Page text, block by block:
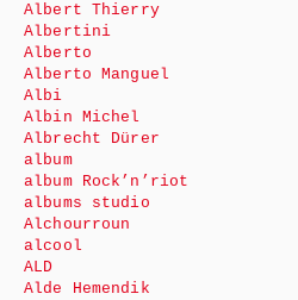
Albert Thierry
Albertini
Alberto
Alberto Manguel
Albi
Albin Michel
Albrecht Dürer
album
album Rock’n’riot
albums studio
Alchourroun
alcool
ALD
Alde Hemendik